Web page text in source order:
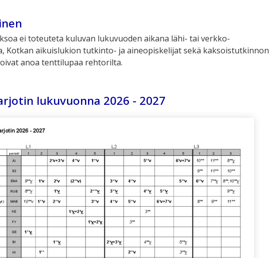
ei toteuteta kuluvan lukuvuoden aikana lähi- tai verkko-
Kotkan aikuislukion tutkinto- ja aineopiskelijat sekä kaksoistutkinnon
anoa tenttilupaa rehtorilta.
lukuvuonna 2026 - 2027